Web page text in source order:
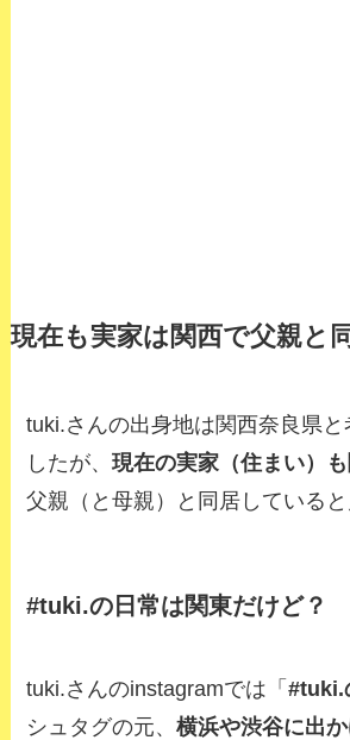
現在も実家は関西で父親と
tuki.さんの出身地は関西奈良県と
したが、現在の実家（住まい）
父親（と母親）と同居していると
#tuki.の日常は関東だけど？
tuki.さんのinstagramでは「#tuki.
シュタグの元、横浜や渋谷に出